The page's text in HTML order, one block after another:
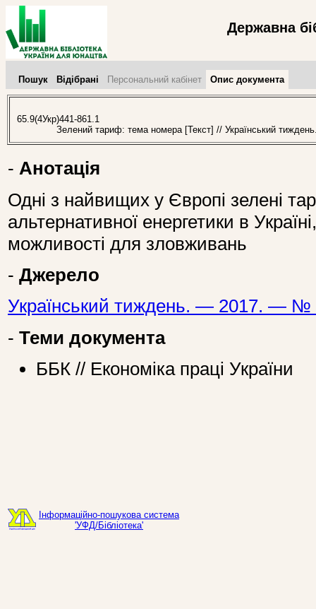
Державна
Пошук Відібрані Персональний кабінет Опис документа
65.9(4Укр)441-861.1
Зелений тариф: тема номера [Текст] // Український
- Анотація
Одні з найвищих у Європі зелені
альтернативної енергетики в
можливості для зловживань
- Джерело
Український тиждень. — 2017. — №
- Теми документа
ББК // Економіка праці України
Інформаційно-пошукова система
'УФД/Бібліотека'